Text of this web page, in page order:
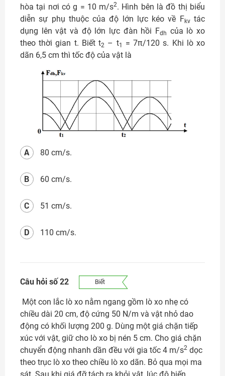
hòa tại nơi có g = 10 m/s2. Hình bên là đồ thị biểu
diễn sự phụ thuộc của độ lớn lực kéo về Fkvtác
dụng lên vật và độ lớn lực đàn hồi Fdh của lò xo
theo thời gian t. Biết t2 – t1
= 7π/120 s. Khi lò xo
dãn 6,5 cm thì tốc độ của vật là
80 cm/s.
A
60 cm/s.
B
51 cm/s.
C
110 cm/s.
D
Câu hỏi số 22 Biết
Một con lắc lò xo nằm ngang gồm lò xo nhẹ có
chiều dài 20 cm, độ cứng 50 N/m và vật nhỏ dao
động có khối lượng 200 g. Dùng một giá chặn tiếp
xúc với vật, giữ cho lò xo bị nén 5 cm. Cho giá chặn
chuyển động nhanh dần đều với gia tốc 4 m/s2 dọc
theo trục lò xo theo chiều lò xo dãn. Bỏ qua mọi ma